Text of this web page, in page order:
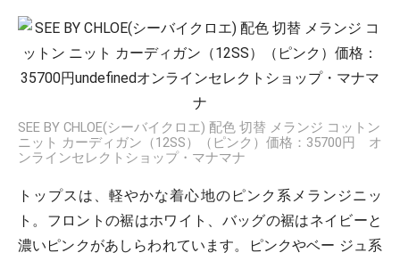
SEE BY CHLOE(シーバイクロエ) 配色 切替 メランジ コットン
ニット カーディガン（12SS）（ピンク）価格：35700円 オ
ンラインセレクトショップ・マナマナ
トップスは、軽やかな着心地のピンク系メランジニッ
ト。フロントの裾はホワイト、バッグの裾はネイビーと
濃いピンクがあしらわれています。ピンクやベー ジュ系